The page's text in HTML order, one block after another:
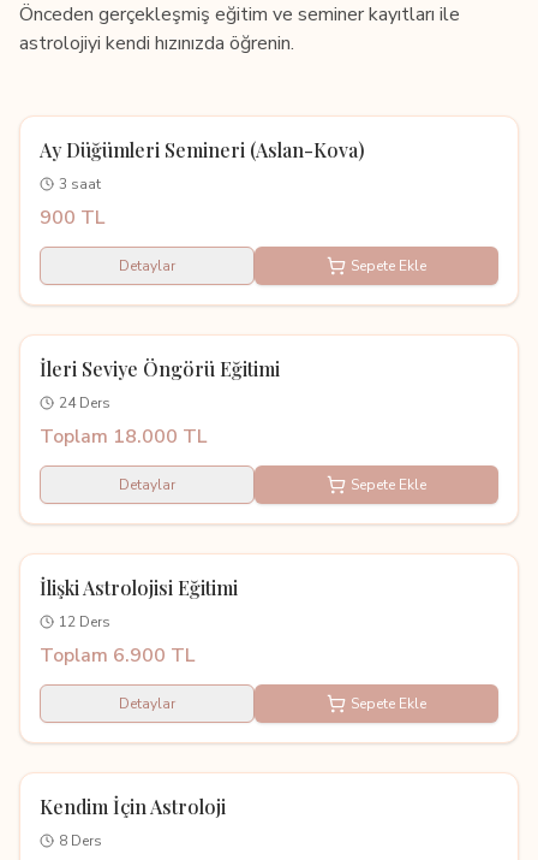
Önceden gerçekleşmiş eğitim ve seminer kayıtları ile
astrolojiyi kendi hızınızda öğrenin.
Seminer
Ay Düğümleri Semineri (Aslan-Kova)
3 saat
900 TL
Detaylar Sepete Ekle
Kayıtlı Eğitim
İleri Seviye Öngörü Eğitimi
24 Ders
Toplam 18.000 TL
Detaylar Sepete Ekle
Kayıtlı Eğitim
İlişki Astrolojisi Eğitimi
12 Ders
Toplam 6.900 TL
Detaylar Sepete Ekle
Kayıtlı Eğitim
Kendim İçin Astroloji
8 Ders